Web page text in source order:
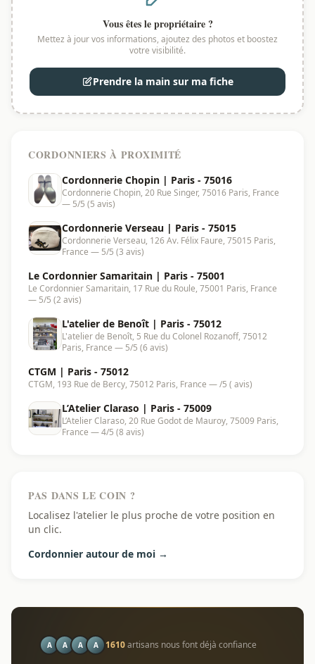
Vous êtes le propriétaire ?
Mettez à jour vos informations, ajoutez des photos et boostez
votre visibilité.
Prendre la main sur ma fiche
CORDONNIERS À PROXIMITÉ
Cordonnerie Chopin | Paris - 75016
Cordonnerie Chopin, 20 Rue Singer, 75016 Paris, France
— 5/5 (5 avis)
Cordonnerie Verseau | Paris - 75015
Cordonnerie Verseau, 126 Av. Félix Faure, 75015 Paris,
France — 5/5 (3 avis)
Le Cordonnier Samaritain | Paris - 75001
Le Cordonnier Samaritain, 17 Rue du Roule, 75001 Paris, France
— 5/5 (2 avis)
L'atelier de Benoît | Paris - 75012
L'atelier de Benoît, 5 Rue du Colonel Rozanoff, 75012
Paris, France — 5/5 (6 avis)
CTGM | Paris - 75012
CTGM, 193 Rue de Bercy, 75012 Paris, France — /5 ( avis)
L’Atelier Claraso | Paris - 75009
L’Atelier Claraso, 20 Rue Godot de Mauroy, 75009 Paris,
France — 4/5 (8 avis)
PAS DANS LE COIN ?
Localisez l'atelier le plus proche de votre position en
un clic.
Cordonnier autour de moi →
A A A A 1610artisans nous font déjà confiance